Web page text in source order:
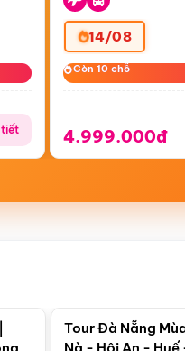
tiết
14/08
Còn 10 chỗ
Còn 10 chỗ
4.999.000đ
Tour Đà Nẵng